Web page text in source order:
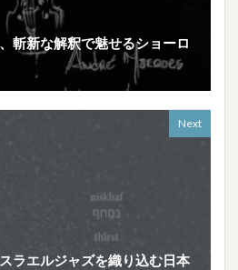
斬新な解釈で魅せるショーロ
Next
ラエルジャズを織り込む日本